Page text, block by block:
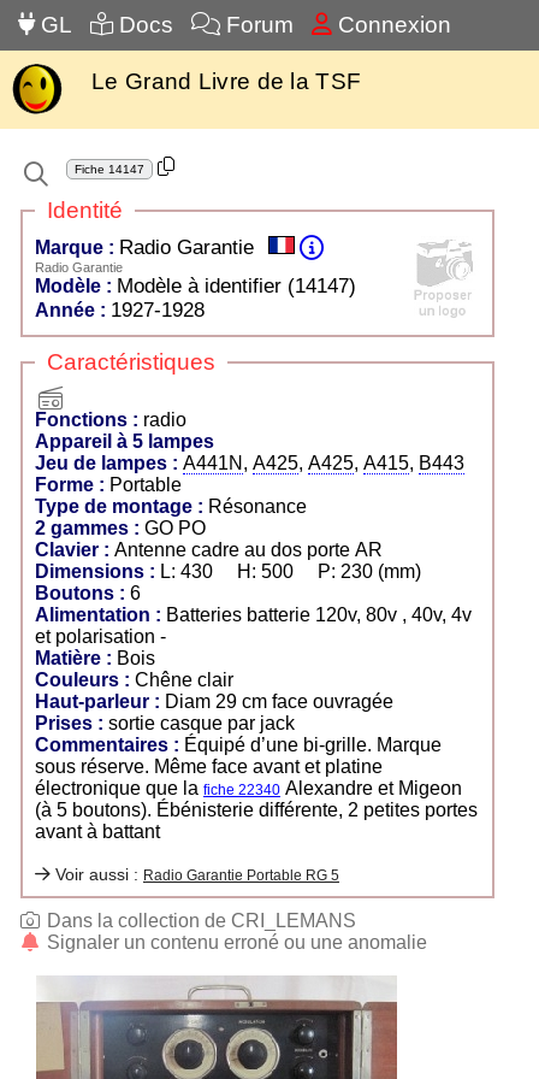
GL Docs Forum Connexion
Le Grand Livre de la TSF
Fiche 14147
Identité
Marque : Radio Garantie
Radio Garantie
Modèle : Modèle à identifier (14147)
Année : 1927-1928
Caractéristiques
Fonctions : radio
Appareil à 5 lampes
Jeu de lampes : A441N , A425, A425, A415, B443
Forme : Portable
Type de montage : Résonance
2 gammes :
GO PO
Clavier : Antenne cadre au dos porte AR
Dimensions : L: 430 H: 500 P: 230 (mm)
Boutons : 6
Alimentation : Batteries batterie 120v, 80v , 40v, 4v
et polarisation -
Matière : Bois
Couleurs : Chêne clair
Haut-parleur : Diam 29 cm face ouvragée
Prises : sortie casque par jack
Commentaires : Équipé d’une bi-grille. Marque
sous réserve. Même face avant et platine
électronique que la fiche 22340 Alexandre et Migeon
(à 5 boutons). Ébénisterie différente, 2 petites portes
avant à battant
Voir aussi : Radio Garantie Portable RG 5
Dans la collection de CRI_LEMANS
Signaler un contenu erroné ou une anomalie